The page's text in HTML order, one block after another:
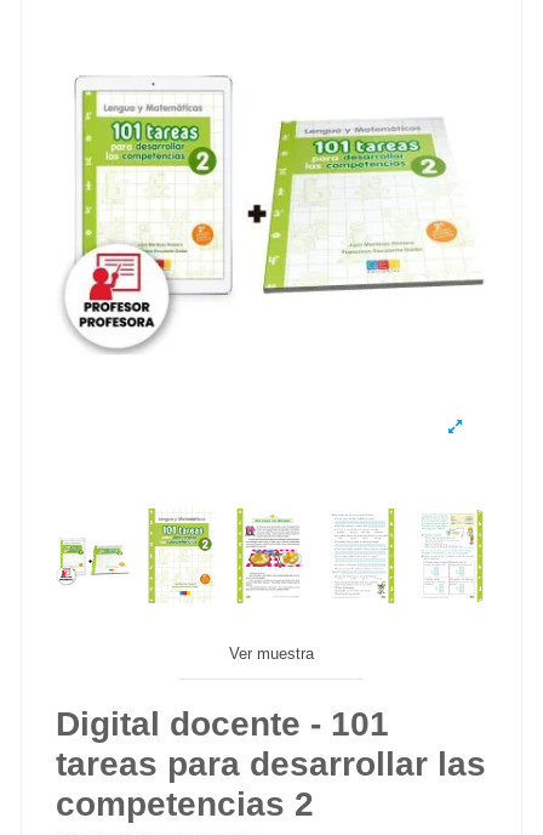
Ver muestra
Digital docente - 101
tareas para desarrollar las
competencias 2